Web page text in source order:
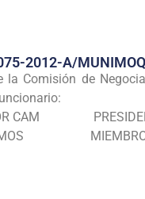
2012-A/MUNIMOQ
Comisión de
CAM
RAMOS